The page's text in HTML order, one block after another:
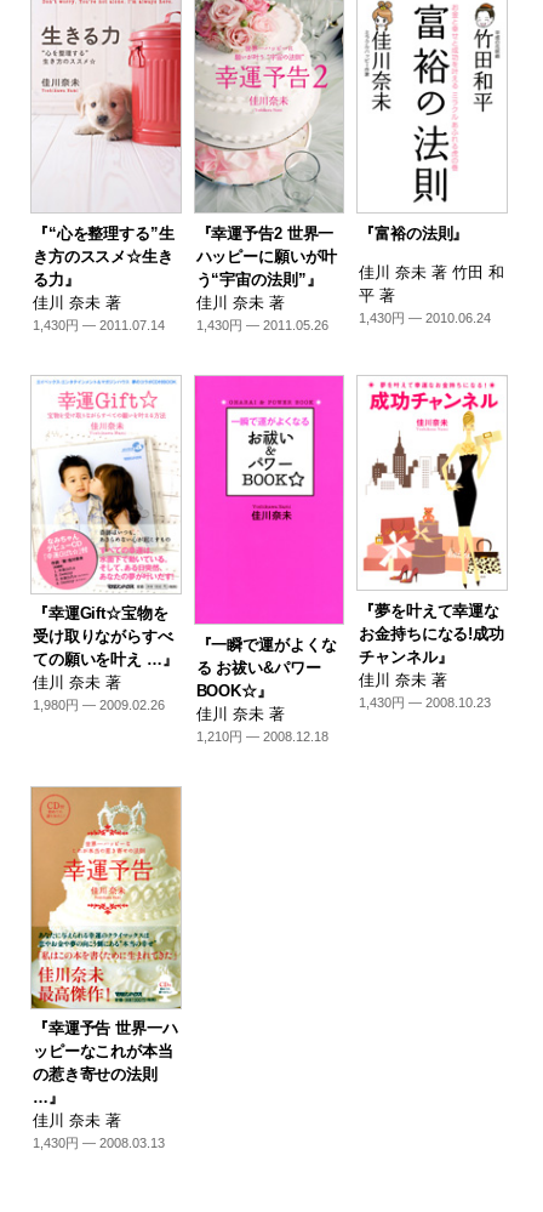
『“心を整理する”生
き方のススメ☆生き
る力』
佳川 奈未 著
1,430円 — 2011.07.14
『幸運予告2 世界一
ハッピーに願いが叶
う“宇宙の法則”』
佳川 奈未 著
1,430円 — 2011.05.26
『富裕の法則』
佳川 奈未 著 竹田 和
平 著
1,430円 — 2010.06.24
『幸運Gift☆宝物を
受け取りながらすべ
ての願いを叶え …』
佳川 奈未 著
1,980円 — 2009.02.26
『一瞬で運がよくな
る お祓い&パワー
BOOK☆』
佳川 奈未 著
1,210円 — 2008.12.18
『夢を叶えて幸運な
お金持ちになる!成功
チャンネル』
佳川 奈未 著
1,430円 — 2008.10.23
『幸運予告 世界一ハ
ッピーなこれが本当
の惹き寄せの法則
…』
佳川 奈未 著
1,430円 — 2008.03.13